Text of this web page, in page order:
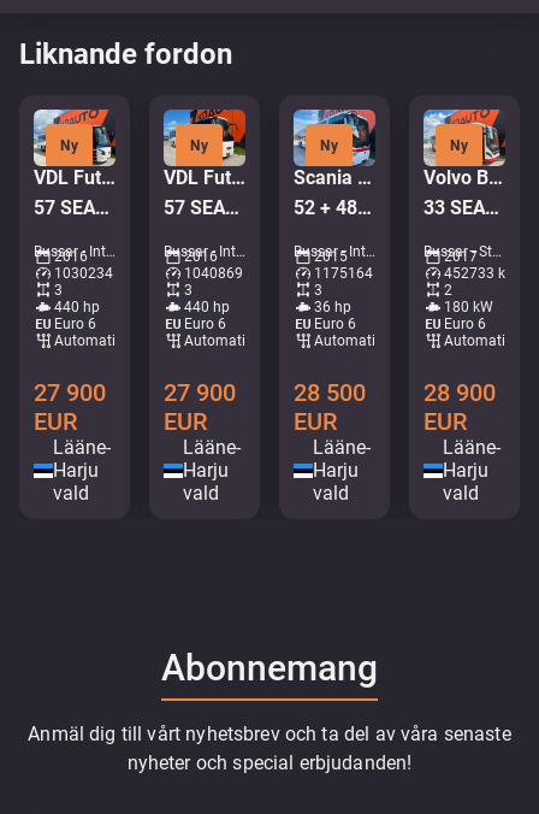
Liknande fordon
Ny
VDL Futura FMD 2-148/440 6x2*4
57 SEATS / AC / AUXILIARY HEATING
Bussar - Intercitybuss • M638-7085
2016
1030234 km
3
440 hp
Euro 6
Automatisk
27 900
EUR
Lääne-
Harju
vald
Ny
VDL Futura FMD 2-148/440 6x2*4
57 SEATS / AC / AUXILIARY HEATING
Bussar - Intercitybuss • M714-5231
2016
1040869 km
3
440 hp
Euro 6
Automatisk
27 900
EUR
Lääne-
Harju
vald
Ny
Scania Omniexpress K360 6x2
52 + 48 SEATS / EURO6
Bussar - Intercitybuss • M414-0696
2015
1175164 km
3
36 hp
Euro 6
Automatisk
28 500
EUR
Lääne-
Harju
vald
Ny
Volvo B5LH 8900 HYBRID 4x2
33 SEATS / AC / AUXILIARY HEATER
Bussar - Stadsbuss • M472-1325
2017
452733 km
2
180 kW
Euro 6
Automatisk
28 900
EUR
Lääne-
Harju
vald
Abonnemang
Anmäl dig till vårt nyhetsbrev och ta del av våra senaste
nyheter och special erbjudanden!